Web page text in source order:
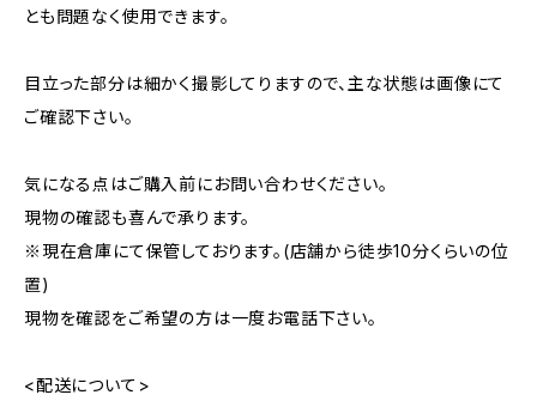
とも問題なく使用できます。
目立った部分は細かく撮影してりますので、主な状態は画像にて
ご確認下さい。
気になる点はご購入前にお問い合わせください。
現物の確認も喜んで承ります。
※現在倉庫にて保管しております。(店舗から徒歩10分くらいの位
置)
現物を確認をご希望の方は一度お電話下さい。
<配送について>